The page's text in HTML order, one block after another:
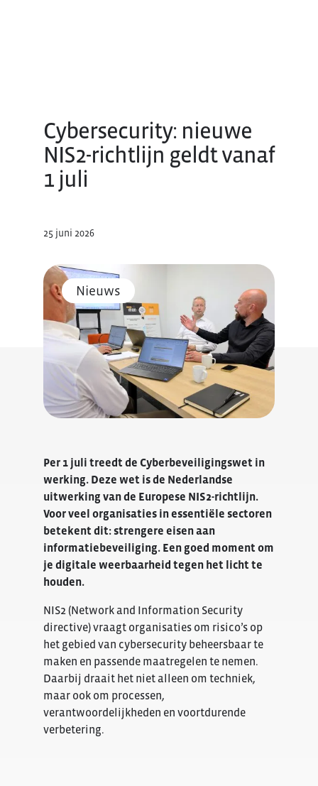
Cybersecurity: nieuwe
NIS2-richtlijn geldt vanaf
1 juli
25 juni 2026
Nieuws
Per 1 juli treedt de Cyberbeveiligingswet in
werking. Deze wet is de Nederlandse
uitwerking van de Europese NIS2-richtlijn.
Voor veel organisaties in essentiële sectoren
betekent dit: strengere eisen aan
informatiebeveiliging. Een goed moment om
je digitale weerbaarheid tegen het licht te
houden.
NIS2 (Network and Information Security
directive) vraagt organisaties om risico’s op
het gebied van cybersecurity beheersbaar te
maken en passende maatregelen te nemen.
Daarbij draait het niet alleen om techniek,
maar ook om processen,
verantwoordelijkheden en voortdurende
verbetering.